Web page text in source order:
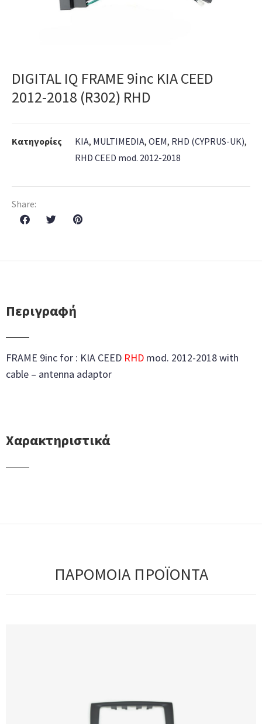
DIGITAL IQ FRAME 9inc KIA CEED
2012-2018 (R302) RHD
Κατηγορίες KIA, MULTIMEDIA, OEM, RHD (CYPRUS-UK),
RHD CEED mod. 2012-2018
Share:
Περιγραφή
FRAME 9inc for : KIA CEED RHD mod. 2012-2018 with
cable – antenna adaptor
Χαρακτηριστικά
ΠΑΡΟΜΟΙΑ ΠΡΟΪΟΝΤΑ